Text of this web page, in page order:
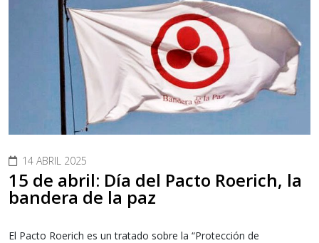
14 ABRIL 2025
15 de abril: Día del Pacto Roerich, la
bandera de la paz
El Pacto Roerich es un tratado sobre la “Protección de